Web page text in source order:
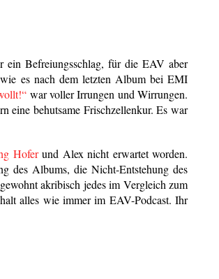
Befreiungsschlag, für die EAV aber
es nach dem letzten Album bei EMI
war voller Irrungen und Wirrungen.
eine behutsame Frischzellenkur. Es war
Hoferund Alex nicht erwartet worden.
des Albums, die Nicht-Entstehung des
akribisch jedes im Vergleich zum
alles wie immer im EAV-Podcast. Ihr